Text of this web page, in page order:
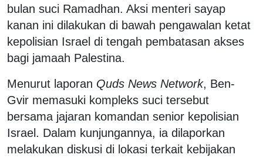
bulan suci Ramadhan. Aksi menteri sayap
kanan ini dilakukan di bawah pengawalan ketat
kepolisian Israel di tengah pembatasan akses
bagi jamaah Palestina.
Menurut laporan Quds News Network, Ben-
Gvir memasuki kompleks suci tersebut
bersama jajaran komandan senior kepolisian
Israel. Dalam kunjungannya, ia dilaporkan
melakukan diskusi di lokasi terkait kebijakan